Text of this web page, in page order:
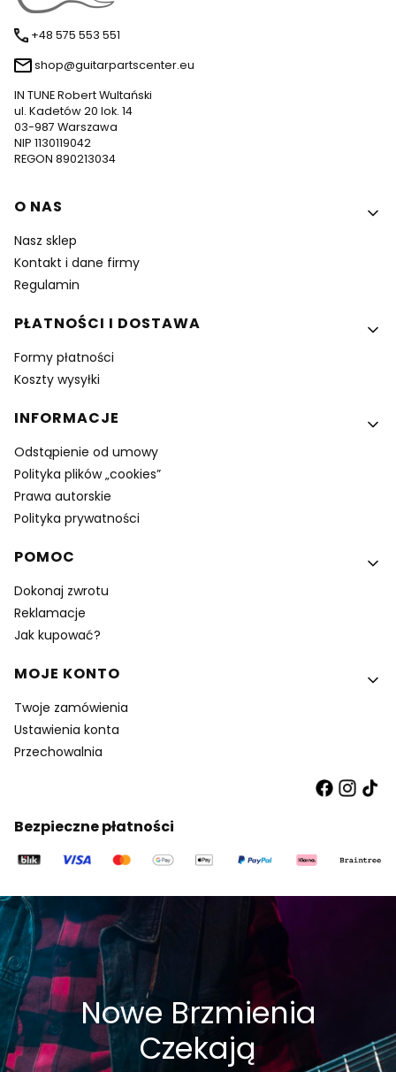
+48 575 553 551
shop@guitarpartscenter.eu
IN TUNE Robert Wultański
ul. Kadetów 20 lok. 14
03-987 Warszawa
NIP 1130119042
REGON 890213034
Linki w stopce
O NAS
Nasz sklep
Kontakt i dane firmy
Regulamin
PŁATNOŚCI I DOSTAWA
Formy płatności
Koszty wysyłki
INFORMACJE
Odstąpienie od umowy
Polityka plików „cookies”
Prawa autorskie
Polityka prywatności
POMOC
Dokonaj zwrotu
Reklamacje
Jak kupować?
MOJE KONTO
Twoje zamówienia
Ustawienia konta
Przechowalnia
Bezpieczne płatności
Nowe Brzmienia
Czekają